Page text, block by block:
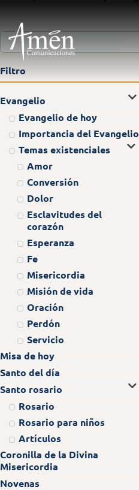
Filtro
Evangelio
Evangelio de hoy
Importancia del Evangelio
Temas existenciales
Amor
Conversión
Dolor
Esclavitudes del
corazón
Esperanza
Fe
Misericordia
Misión de vida
Oración
Perdón
Servicio
Misa de hoy
Santo del día
Santo rosario
Rosario
Rosario para niños
Artículos
Coronilla de la Divina
Misericordia
Novenas